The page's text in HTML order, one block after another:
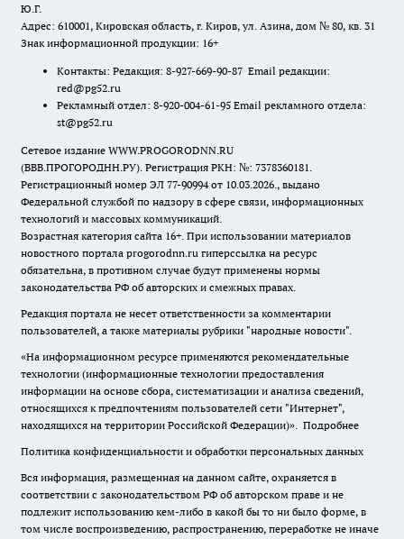
Ю.Г.
Адрес: 610001, Кировская область, г. Киров, ул. Азина, дом № 80, кв. 31
Знак информационной продукции: 16+
Контакты: Редакция: 8-927-669-90-87 Email редакции:
red@pg52.ru
Рекламный отдел: 8-920-004-61-95 Email рекламного отдела:
st@pg52.ru
Сетевое издание WWW.PROGORODNN.RU
(ВВВ.ПРОГОРОДНН.РУ). Регистрация РКН: №: 7378360181.
Регистрационный номер ЭЛ 77-90994 от 10.03.2026., выдано
Федеральной службой по надзору в сфере связи, информационных
технологий и массовых коммуникаций.
Возрастная категория сайта 16+. При использовании материалов
новостного портала progorodnn.ru гиперссылка на ресурс
обязательна, в противном случае будут применены нормы
законодательства РФ об авторских и смежных правах.
Редакция портала не несет ответственности за комментарии
пользователей, а также материалы рубрики "народные новости".
«На информационном ресурсе применяются рекомендательные
технологии (информационные технологии предоставления
информации на основе сбора, систематизации и анализа сведений,
относящихся к предпочтениям пользователей сети "Интернет",
находящихся на территории Российской Федерации)». Подробнее
Политика конфиденциальности и обработки персональных данных
Вся информация, размещенная на данном сайте, охраняется в
соответствии с законодательством РФ об авторском праве и не
подлежит использованию кем-либо в какой бы то ни было форме, в
том числе воспроизведению, распространению, переработке не иначе